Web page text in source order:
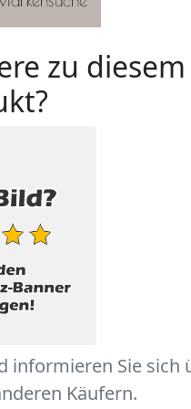
zu diesem
informieren Sie sich
Käufern.